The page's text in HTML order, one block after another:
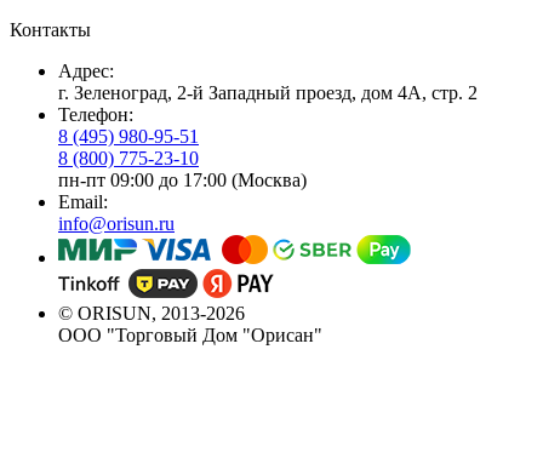
Контакты
Адрес:
г. Зеленоград, 2-й Западный проезд, дом 4А, стр. 2
Телефон:
8 (495) 980-95-51
8 (800) 775-23-10
пн-пт 09:00 до 17:00 (Москва)
Email:
info@orisun.ru
© ORISUN, 2013-2026
ООО "Торговый Дом "Орисан"